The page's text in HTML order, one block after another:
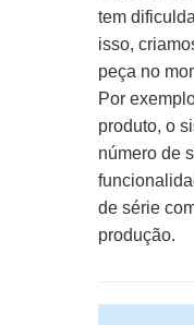
tem
isso,
peça no
Por
produto, o
número de
de série
produção.